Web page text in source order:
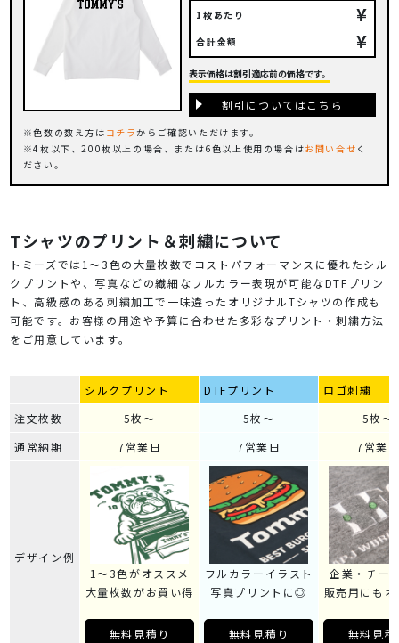
1枚あたり ¥
合計金額 ¥
色数の数え方は コチラからご確認いただけます。
4枚以下、200枚以上の場合、または6色以上使用の場合はお問い合せ く
ださい。
表示価格は割引適応前の価格です。
割引についてはこちら
Tシャツのプリント＆刺繍について
トミーズでは1～3色の大量枚数でコストパフォーマンスに優れたシル
クプリントや、写真などの繊細なフルカラー表現が可能なDTFプリン
ト、高級感のある刺繍加工で一味違ったオリジナルTシャツの作成も
可能です。お客様の用途や予算に合わせた多彩なプリント・刺繍方法
をご用意しています。
シルクプリント DTFプリント
ロゴ刺繍
注文枚数
5枚～ 5枚～
5枚～
通常納期
7営業日 7営業日 7営業
デザイン例
1～3色がオススメ
大量枚数がお買い得
無料見積り
フルカラーイラスト
写真プリントに◎
無料見積り
企業・チー
販売用にも
無料見積